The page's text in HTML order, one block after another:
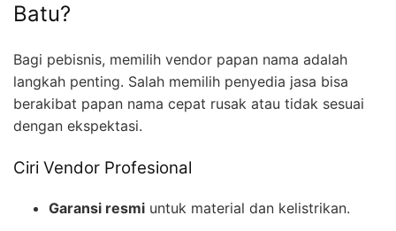
Batu?
Bagi pebisnis, memilih vendor papan nama adalah
langkah penting. Salah memilih penyedia jasa bisa
berakibat papan nama cepat rusak atau tidak sesuai
dengan ekspektasi.
Ciri Vendor Profesional
Garansi resmi untuk material dan kelistrikan.